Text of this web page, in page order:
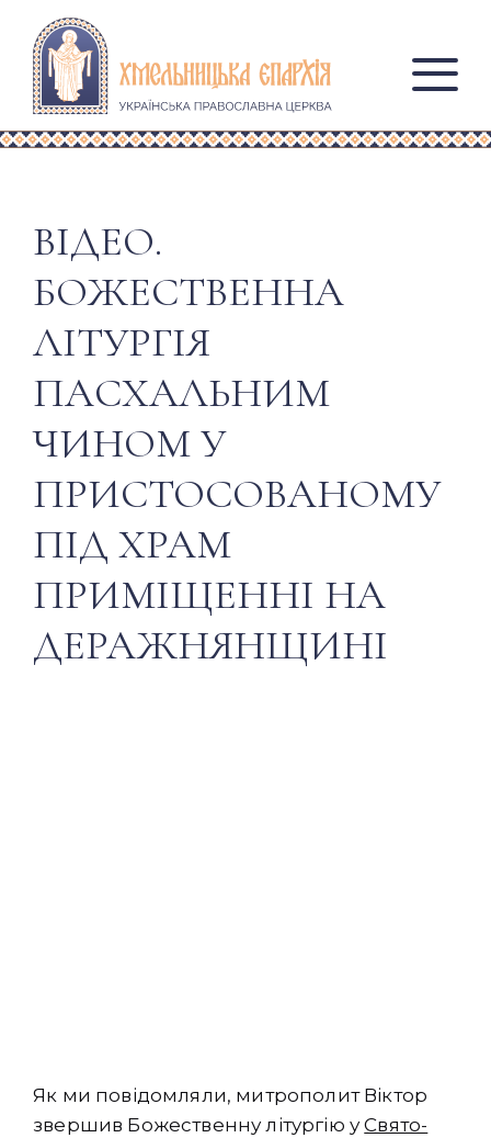
ВІДЕО.
БОЖЕСТВЕННА
ЛІТУРГІЯ
ПАСХАЛЬНИМ
ЧИНОМ У
ПРИСТОСОВАНОМУ
ПІД ХРАМ
ПРИМІЩЕННІ НА
ДЕРАЖНЯНЩИНІ
Як ми повідомляли, митрополит Віктор
звершив Божественну літургію уСвято-